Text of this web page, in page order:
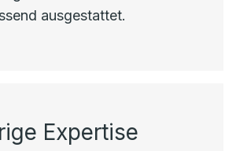
ausgestattet.
Expertise